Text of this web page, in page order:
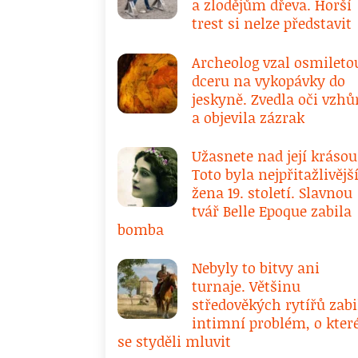
a zlodějům dřeva. Horší
trest si nelze představit
Archeolog vzal
dceru na vykopávky do
jeskyně. Zvedla oči
a objevila zázrak
Užasnete nad její
Toto byla nejpřitažlivější
žena 19. století. Slavnou
tvář Belle Epoque zabila
bomba
Nebyly to bitvy ani
turnaje. Většinu
středověkých rytířů
intimní problém, o
se styděli mluvit